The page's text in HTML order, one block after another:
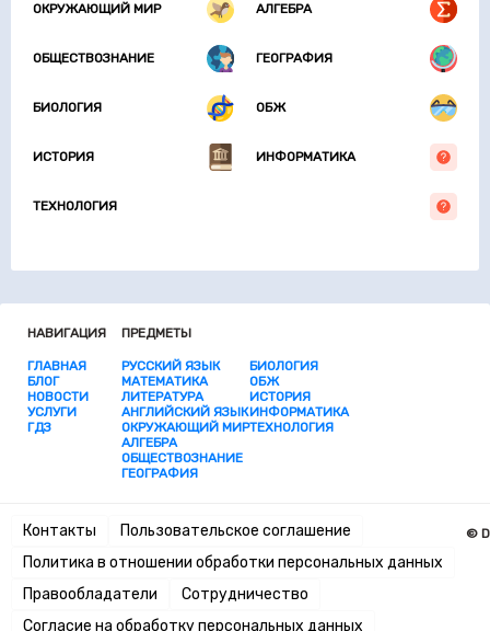
ОКРУЖАЮЩИЙ МИР АЛГЕБРА
ОБЩЕСТВОЗНАНИЕ ГЕОГРАФИЯ
БИОЛОГИЯ ОБЖ
ИСТОРИЯ ИНФОРМАТИКА
ТЕХНОЛОГИЯ
НАВИГАЦИЯ
ГЛАВНАЯ
БЛОГ
НОВОСТИ
УСЛУГИ
ГДЗ
ПРЕДМЕТЫ
РУССКИЙ ЯЗЫК
МАТЕМАТИКА
ЛИТЕРАТУРА
АНГЛИЙСКИЙ ЯЗЫК
ОКРУЖАЮЩИЙ МИР
АЛГЕБРА
ОБЩЕСТВОЗНАНИЕ
ГЕОГРАФИЯ
БИОЛОГИЯ
ОБЖ
ИСТОРИЯ
ИНФОРМАТИКА
ТЕХНОЛОГИЯ
Контакты
Пользовательское соглашение
Политика в отношении обработки персональных данных
Правообладатели
Сотрудничество
Согласие на обработку персональных данных
©